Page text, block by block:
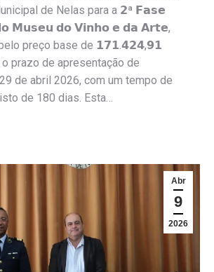
de Nelas para a 𝟮ª 𝗙𝗮𝘀𝗲
𝗠𝘂𝘀𝗲𝘂 𝗱𝗼 𝗩𝗶𝗻𝗵𝗼 𝗲 𝗱𝗮 𝗔𝗿𝘁𝗲,
preço base de 𝟭𝟳𝟭.𝟰𝟮𝟰,𝟵𝟭
prazo de apresentação de
de abril 2026, com um tempo de
de 180 dias. Esta…
Abr
9
2026